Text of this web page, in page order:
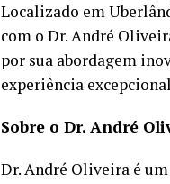
Localizado em
com o Dr. André
por sua abordagem
experiência
Sobre o Dr. André
Dr. André Oliveira é